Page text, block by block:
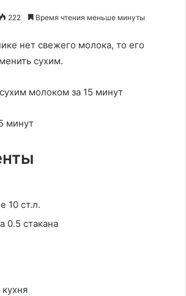
222 Время чтения меньше минуты
нет свежего молока, то его
сухим.
минут
10 ст.л.
0.5 стакана